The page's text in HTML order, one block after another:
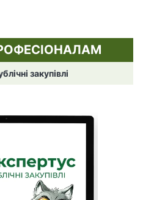
закупівлі